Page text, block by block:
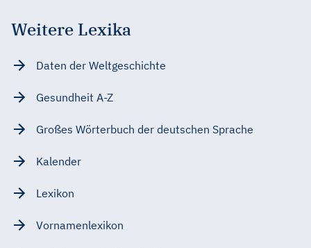
Weitere Lexika
Daten der Weltgeschichte
Gesundheit A-Z
Großes Wörterbuch der deutschen Sprache
Kalender
Lexikon
Vornamenlexikon